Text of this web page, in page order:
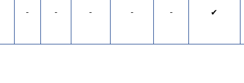
- - - - - ✔